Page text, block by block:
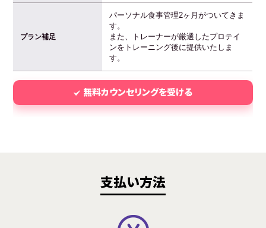
プラン補足
パーソナル食事管理2ヶ月がついてきま
す。
また、トレーナーが厳選したプロテイ
ンをトレーニング後に提供いたしま
す。
無料カウンセリングを受ける
支払い方法